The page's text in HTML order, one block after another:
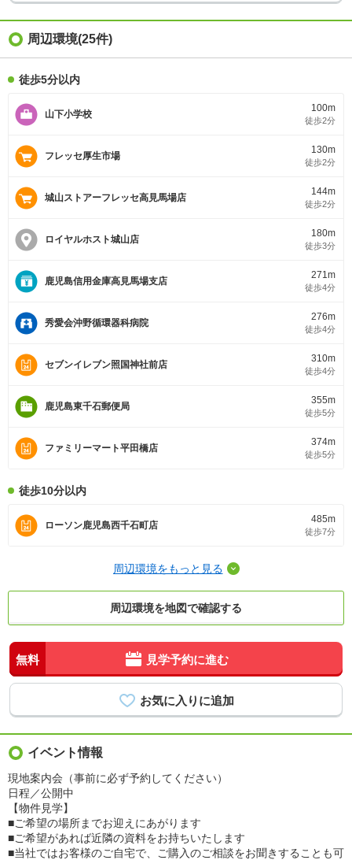
周辺環境(25件)
徒歩5分以内
山下小学校
100m
徒歩2分
フレッセ厚生市場
130m
徒歩2分
城山ストアーフレッセ高見馬場店
144m
徒歩2分
ロイヤルホスト城山店
180m
徒歩3分
鹿児島信用金庫高見馬場支店
271m
徒歩4分
秀愛会沖野循環器科病院
276m
徒歩4分
セブンイレブン照国神社前店
310m
徒歩4分
鹿児島東千石郵便局
355m
徒歩5分
ファミリーマート平田橋店
374m
徒歩5分
徒歩10分以内
ローソン鹿児島西千石町店
485m
徒歩7分
周辺環境をもっと見る
周辺環境を地図で確認する
無料 見学予約に進む
イベント情報
現地案内会（事前に必ず予約してください）
日程／公開中
【物件見学】
■ご希望の場所までお迎えにあがります
■ご希望があれば近隣の資料をお持ちいたします
■当社ではお客様のご自宅で、ご購入のご相談をお聞きすることも可